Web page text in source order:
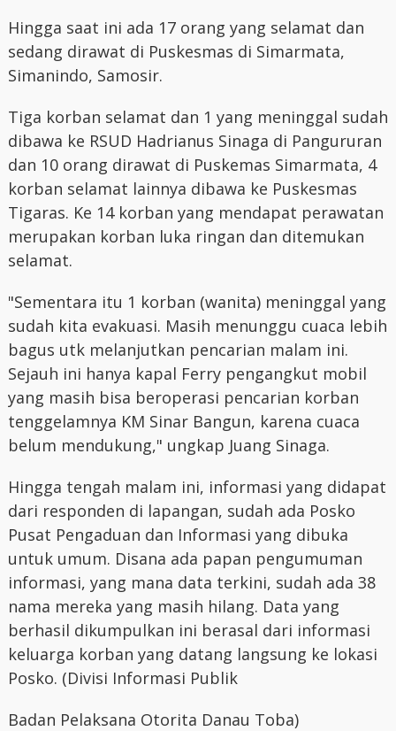
Hingga saat ini ada 17 orang yang selamat dan
sedang dirawat di Puskesmas di Simarmata,
Simanindo, Samosir.
Tiga korban selamat dan 1 yang meninggal sudah
dibawa ke RSUD Hadrianus Sinaga di Pangururan
dan 10 orang dirawat di Puskemas Simarmata, 4
korban selamat lainnya dibawa ke Puskesmas
Tigaras. Ke 14 korban yang mendapat perawatan
merupakan korban luka ringan dan ditemukan
selamat.
"Sementara itu 1 korban (wanita) meninggal yang
sudah kita evakuasi. Masih menunggu cuaca lebih
bagus utk melanjutkan pencarian malam ini.
Sejauh ini hanya kapal Ferry pengangkut mobil
yang masih bisa beroperasi pencarian korban
tenggelamnya KM Sinar Bangun, karena cuaca
belum mendukung," ungkap Juang Sinaga.
Hingga tengah malam ini, informasi yang didapat
dari responden di lapangan, sudah ada Posko
Pusat Pengaduan dan Informasi yang dibuka
untuk umum. Disana ada papan pengumuman
informasi, yang mana data terkini, sudah ada 38
nama mereka yang masih hilang. Data yang
berhasil dikumpulkan ini berasal dari informasi
keluarga korban yang datang langsung ke lokasi
Posko. (Divisi Informasi Publik
Badan Pelaksana Otorita Danau Toba)